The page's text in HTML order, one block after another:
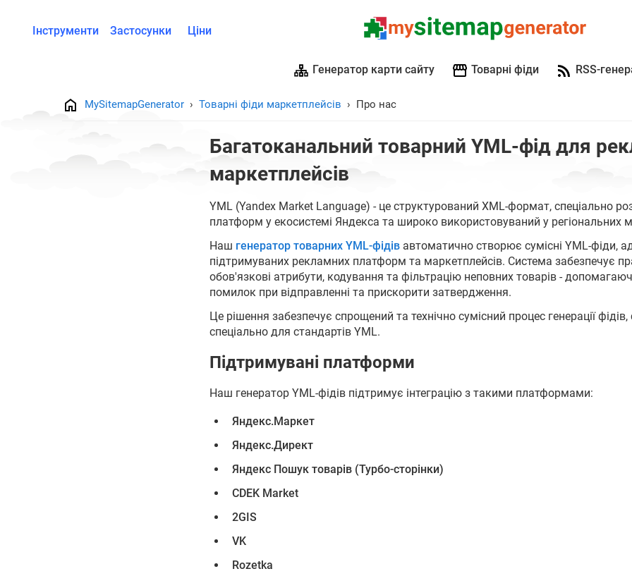
Інструменти Застосунки Ціни
Генератор карти сайту Товарні фіди RSS-
MySitemapGenerator Товарні фіди маркетплейсів Про нас
Багатоканальний товарний YML-фід для
маркетплейсів
YML (Yandex Market Language) - це структурований XML-формат, спеціально
платформ у екосистемі Яндекса та широко використовуваний у регіональних
Наш генератор товарних YML-фідів автоматично створює сумісні YML-фіди,
підтримуваних рекламних платформ та маркетплейсів. Система забезпечує
обов'язкові атрибути, кодування та фільтрацію неповних товарів -
помилок при відправленні та прискорити затвердження.
Це рішення забезпечує спрощений та технічно сумісний процес генерації
спеціально для стандартів YML.
Підтримувані платформи
Наш генератор YML-фідів підтримує інтеграцію з такими платформами:
Яндекс.Маркет
Яндекс.Директ
Яндекс Пошук товарів (Турбо-сторінки)
CDEK Market
2GIS
VK
Rozetka